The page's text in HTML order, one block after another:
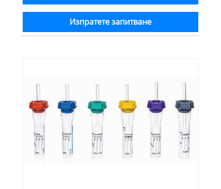
Изпратете запитване